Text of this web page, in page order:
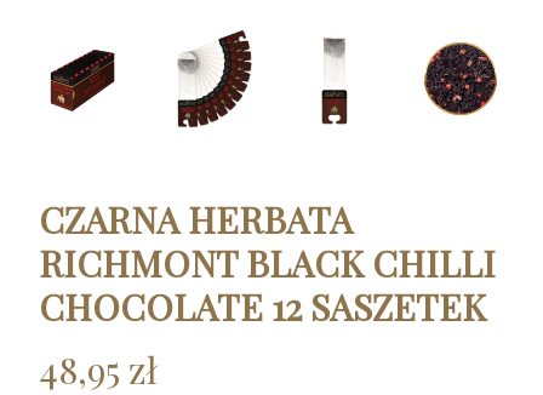
CZARNA HERBATA
RICHMONT BLACK CHILLI
CHOCOLATE 12 SASZETEK
48,95 zł